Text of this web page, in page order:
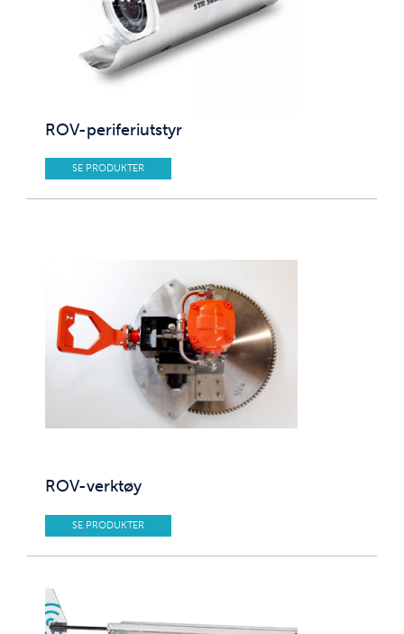
ROV-periferiutstyr
SE PRODUKTER
ROV-verktøy
SE PRODUKTER